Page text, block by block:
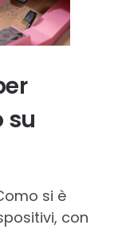
su
si è
con